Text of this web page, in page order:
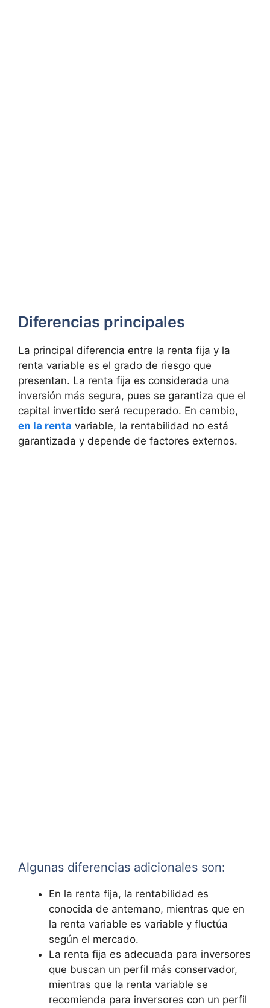
Diferencias principales
La principal diferencia entre la renta fija y la
renta variable es el grado de riesgo que
presentan. La renta fija es considerada una
inversión más segura, pues se garantiza que el
capital invertido será recuperado. En cambio,
en la renta variable, la rentabilidad no está
garantizada y depende de factores externos.
Algunas diferencias adicionales son:
En la renta fija, la rentabilidad es
conocida de antemano, mientras que en
la renta variable es variable y fluctúa
según el mercado.
La renta fija es adecuada para inversores
que buscan un perfil más conservador,
mientras que la renta variable se
recomienda para inversores con un perfil